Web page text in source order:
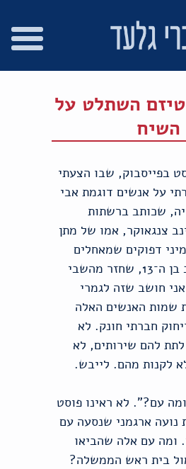
השתלט על
השיח
בפייסבוק, שבו הצעתי
על אנשים דוגמת אבי
שכותב ברשתות
צנגאוקר, אמו של מתן
דפוקים שמאחלים
מוות ליגיל יעקב בן ה־13, שחזר מהשבי
חושב שזה לגמרי
שמות האנשים האלה
חברתי חונק. לא
להם שירותים, לא
לקנות מהם. לייבש.
עם?". לא ראינו פוסט
ארגמני שנסעה עם
ומה עם אלה שהביאו
בית ראש הממשלה?